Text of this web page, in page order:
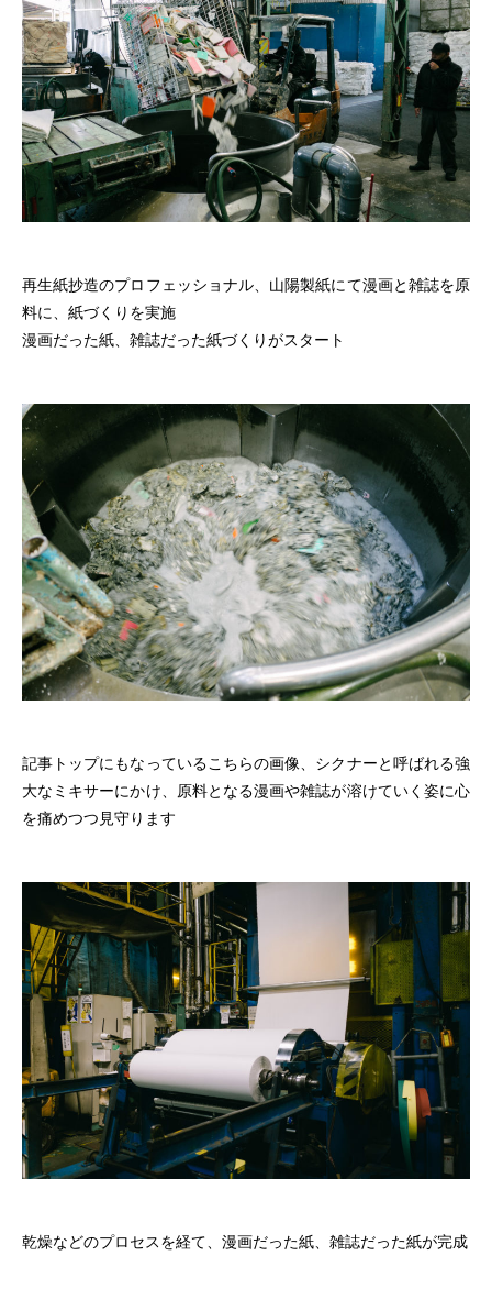
再生紙抄造のプロフェッショナル、山陽製紙にて漫画と雑誌を原
料に、紙づくりを実施
漫画だった紙、雑誌だった紙づくりがスタート
記事トップにもなっているこちらの画像、シクナーと呼ばれる強
大なミキサーにかけ、原料となる漫画や雑誌が溶けていく姿に心
を痛めつつ見守ります
乾燥などのプロセスを経て、漫画だった紙、雑誌だった紙が完成